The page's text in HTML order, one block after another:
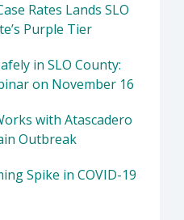
Rates Lands SLO
Purple Tier
in SLO County:
on November 16
with Atascadero
Outbreak
Spike in COVID-19